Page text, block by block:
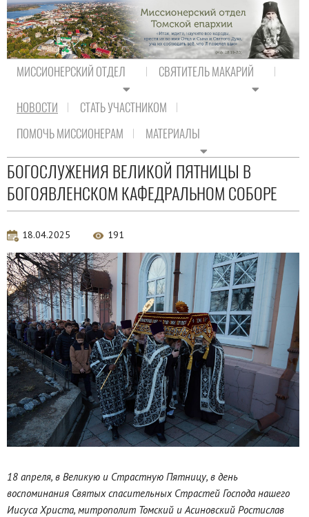
МИССИОНЕРСКИЙ ОТДЕЛ СВЯТИТЕЛЬ МАКАРИЙ
НОВОСТИ
СТАТЬ УЧАСТНИКОМ
ПОМОЧЬ МИССИОНЕРАМ
МАТЕРИАЛЫ
Новости епархии
БОГОСЛУЖЕНИЯ ВЕЛИКОЙ ПЯТНИЦЫ В
БОГОЯВЛЕНСКОМ КАФЕДРАЛЬНОМ СОБОРЕ
18.04.2025 191
18 апреля, в Великую и Страстную Пятницу, в день
воспоминания Святых спасительных Страстей Господа нашего
Иисуса Христа, митрополит Томский и Асиновский Ростислав